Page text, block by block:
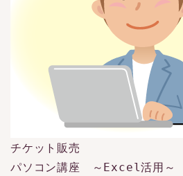
チケット販売
パソコン講座 ～Excel活用～